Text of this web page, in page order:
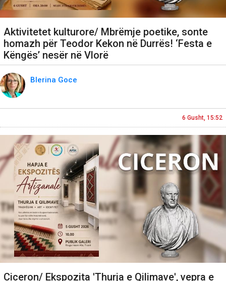
Aktivitetet kulturore/ Mbrëmje poetike, sonte
homazh për Teodor Kekon në Durrës! ‘Festa e
Këngës’ nesër në Vlorë
Blerina Goce
6 Gusht, 15:52
Ciceron/ Ekspozita 'Thurja e Qilimave', vepra e